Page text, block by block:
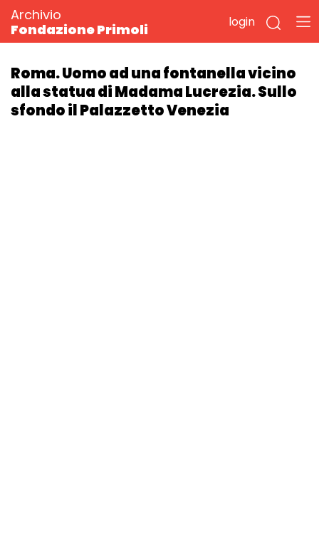
Archivio
Fondazione Primoli
login
Roma. Uomo ad una fontanella vicino
alla statua di Madama Lucrezia. Sullo
sfondo il Palazzetto Venezia